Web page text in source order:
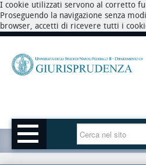
I cookie utilizzati servono al corretto
Proseguendo la navigazione senza
browser, accetti di ricevere tutti i